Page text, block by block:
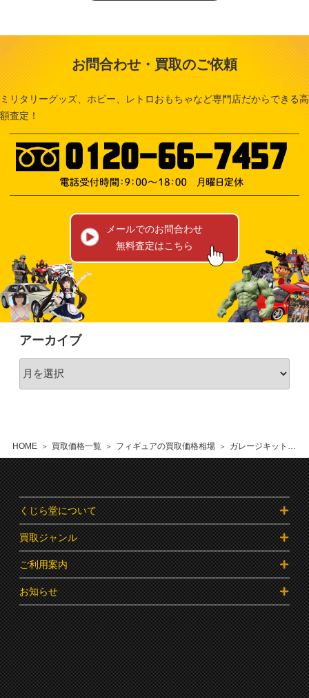
HOME 買取価格一覧 フィギュアの買取価格相場 ガレージキットの買取価格相場
お問合わせ・買取のご依頼
ミリタリーグッズ、ホビー、レトロおもちゃなど専門店だからできる高
額査定！
メールでのお問合わせ
無料査定はこちら
アーカイブ
くじら堂について
買取ジャンル
ご利用案内
お知らせ